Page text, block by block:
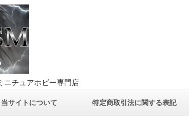
ニチュアホビー専門店
当サイトについて 特定商取引法に関する表記